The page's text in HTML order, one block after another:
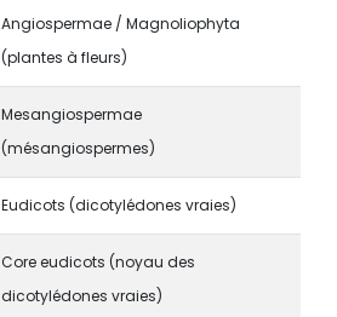
Angiospermae / Magnoliophyta
(plantes à fleurs)
Mesangiospermae
(mésangiospermes)
Eudicots (dicotylédones vraies)
Core eudicots (noyau des
dicotylédones vraies)